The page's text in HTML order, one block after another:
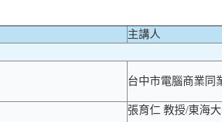
主講人
台中市電腦商業同
張育仁 教授/東海